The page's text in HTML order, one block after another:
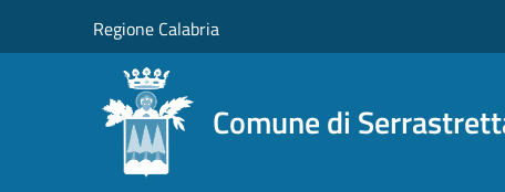
Regione Calabria
Comune di